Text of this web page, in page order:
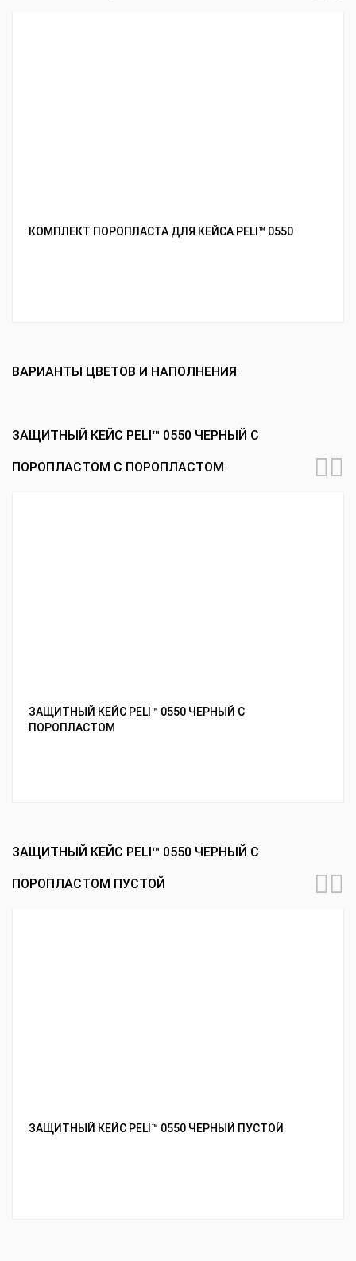
КОМПЛЕКТ ПОРОПЛАСТА ДЛЯ КЕЙСА PELI™ 0550
ВАРИАНТЫ ЦВЕТОВ И НАПОЛНЕНИЯ
ЗАЩИТНЫЙ КЕЙС PELI™ 0550 ЧЕРНЫЙ С
ПОРОПЛАСТОМ С ПОРОПЛАСТОМ
ЗАЩИТНЫЙ КЕЙС PELI™ 0550 ЧЕРНЫЙ С
ПОРОПЛАСТОМ
ЗАЩИТНЫЙ КЕЙС PELI™ 0550 ЧЕРНЫЙ С
ПОРОПЛАСТОМ ПУСТОЙ
ЗАЩИТНЫЙ КЕЙС PELI™ 0550 ЧЕРНЫЙ ПУСТОЙ